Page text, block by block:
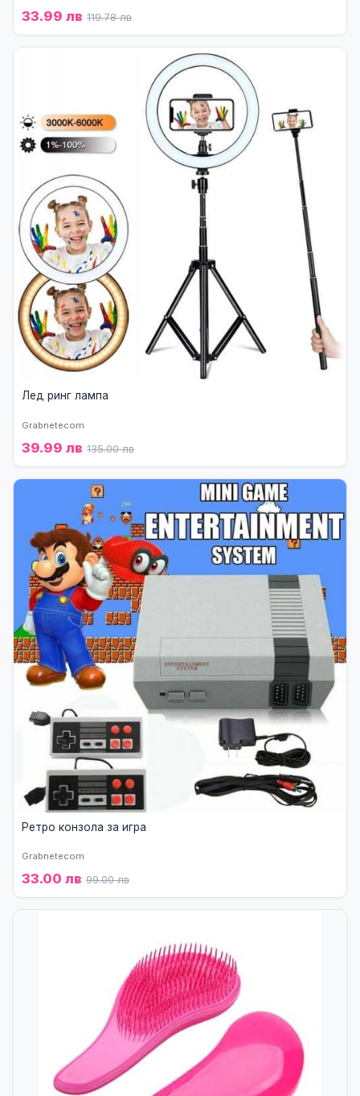
33.99 лв 119.78 лв
Лед ринг лампа
Grabnetecom
39.99 лв 135.00 лв
Ретро конзола за игра
Grabnetecom
33.00 лв 99.00 лв